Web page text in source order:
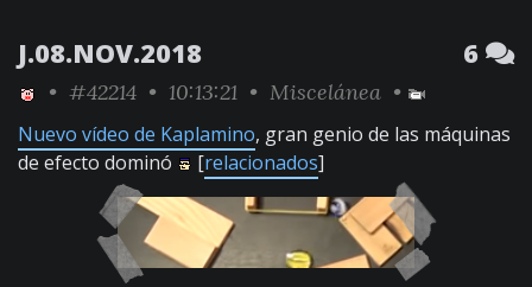
J.08.NOV.2018 6
• #42214 • 10:13:21 • Miscelánea •
Nuevo vídeo de Kaplamino, gran genio de las máquinas
de efecto dominó
[relacionados]